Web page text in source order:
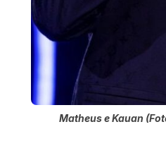
Matheus e Kauan